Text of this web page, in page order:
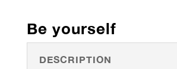
Be yourself
DESCRIPTION